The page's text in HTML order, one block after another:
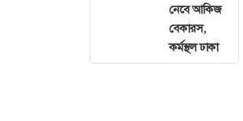
নেবে আকিজ
বেকারস,
কর্মস্থল ঢাকা